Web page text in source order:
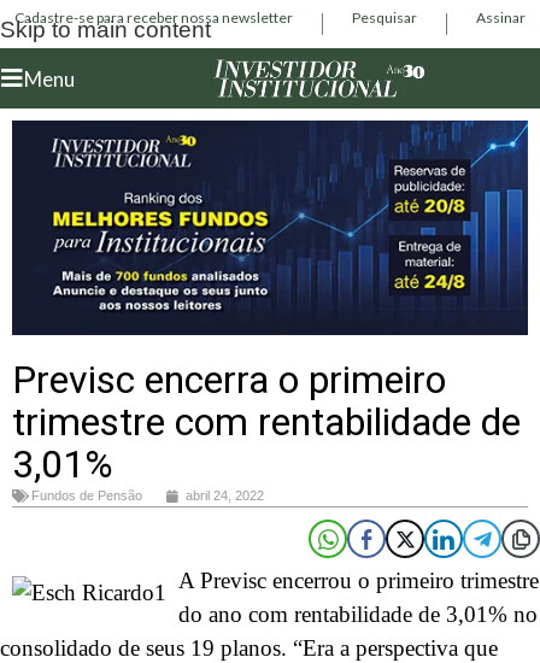
Skip to main content
Cadastre-se para receber nossa newsletter Pesquisar Assinar
Menu
Previsc encerra o primeiro
trimestre com rentabilidade de
3,01%
Fundos de Pensão abril 24, 2022
A Previsc encerrou o primeiro trimestre
do ano com rentabilidade de 3,01% no
consolidado de seus 19 planos. “Era a perspectiva que